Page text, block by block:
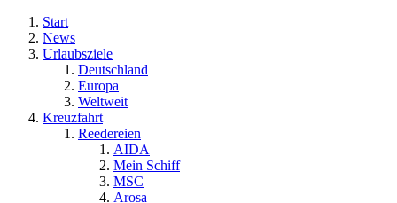
Start
News
Urlaubsziele
Deutschland
Europa
Weltweit
Kreuzfahrt
Reedereien
AIDA
Mein Schiff
MSC
Arosa